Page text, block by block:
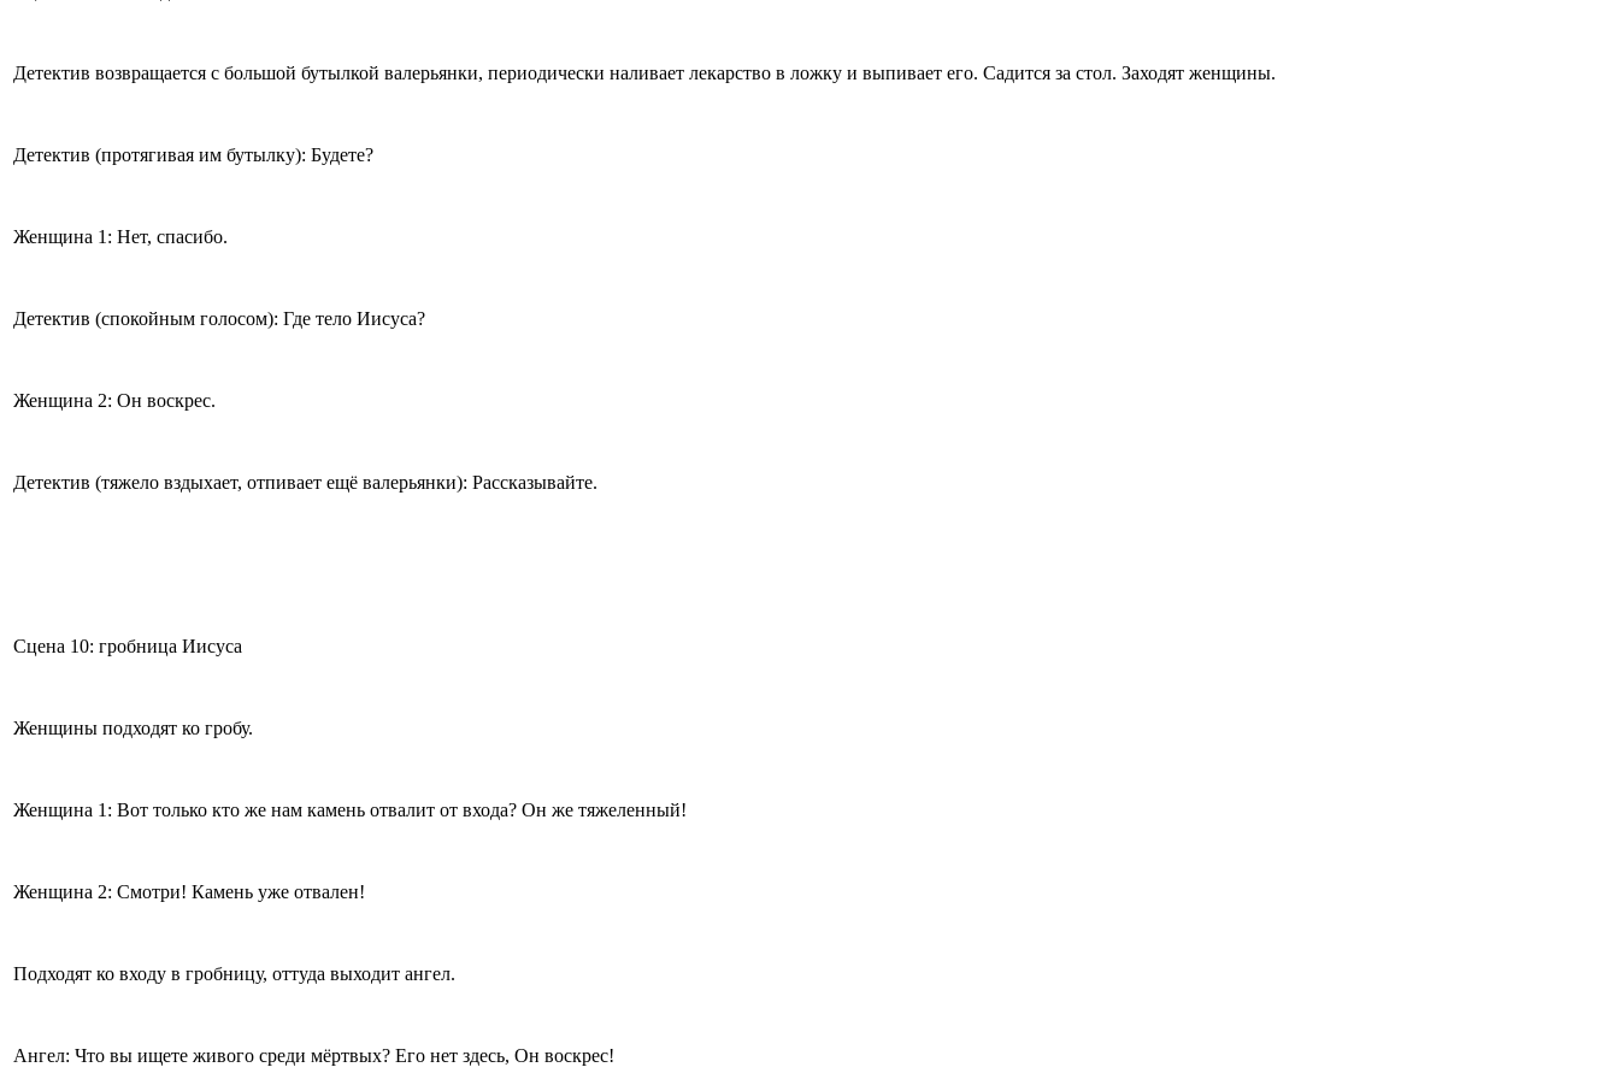
Детектив возвращается с большой бутылкой валерьянки, периодически наливает лекарство в ложку и выпивает его. Садится за стол. Заходят женщины.
Детектив (протягивая им бутылку): Будете?
Женщина 1: Нет, спасибо.
Детектив (спокойным голосом): Где тело Иисуса?
Женщина 2: Он воскрес.
Детектив (тяжело вздыхает, отпивает ещё валерьянки): Рассказывайте.
Сцена 10: гробница Иисуса
Женщины подходят ко гробу.
Женщина 1: Вот только кто же нам камень отвалит от входа? Он же тяжеленный!
Женщина 2: Смотри! Камень уже отвален!
Подходят ко входу в гробницу, оттуда выходит ангел.
Ангел: Что вы ищете живого среди мёртвых? Его нет здесь, Он воскрес!